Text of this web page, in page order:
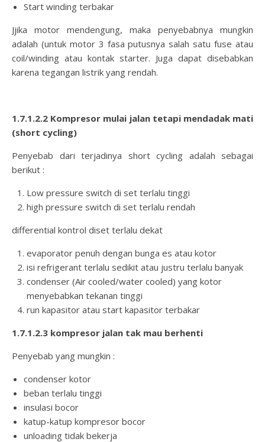
Start winding terbakar
Jjika motor mendengung, maka penyebabnya mungkin
adalah (untuk motor 3 fasa putusnya salah satu fuse atau
coil/winding atau kontak starter. Juga dapat disebabkan
karena tegangan listrik yang rendah.
1.7.1.2.2 Kompresor mulai jalan tetapi mendadak mati
(short cycling)
Penyebab dari terjadinya short cycling adalah sebagai
berikut :
Low pressure switch di set terlalu tinggi
high pressure switch di set terlalu rendah
differential kontrol diset terlalu dekat
evaporator penuh dengan bunga es atau kotor
isi refrigerant terlalu sedikit atau justru terlalu banyak
condenser (Air cooled/water cooled) yang kotor
menyebabkan tekanan tinggi
run kapasitor atau start kapasitor terbakar
1.7.1.2.3 kompresor jalan tak mau berhenti
Penyebab yang mungkin :
condenser kotor
beban terlalu tinggi
insulasi bocor
katup-katup kompresor bocor
unloading tidak bekerja